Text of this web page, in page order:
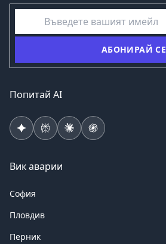
емайл
АБОНИРАЙ СЕ
Попитай AI
Вик аварии
София
Пловдив
Перник